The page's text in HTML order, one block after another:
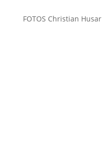
FOTOS Christian Husar